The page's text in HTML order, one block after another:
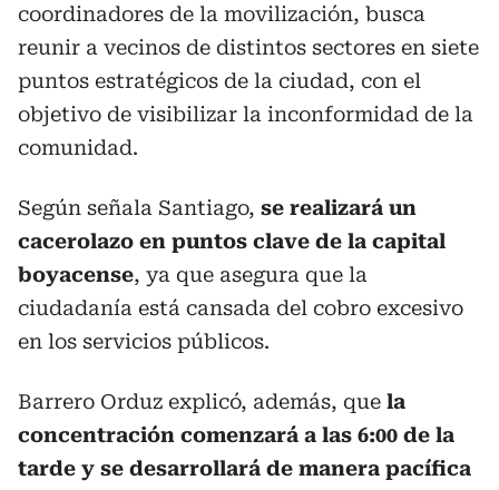
coordinadores de la movilización, busca
reunir a vecinos de distintos sectores en siete
puntos estratégicos de la ciudad, con el
objetivo de visibilizar la inconformidad de la
comunidad.
Según señala Santiago, se realizará un
cacerolazo en puntos clave de la capital
boyacense, ya que asegura que la
ciudadanía está cansada del cobro excesivo
en los servicios públicos.
Barrero Orduz explicó, además, que la
concentración comenzará a las 6:00 de la
tarde y se desarrollará de manera pacífica